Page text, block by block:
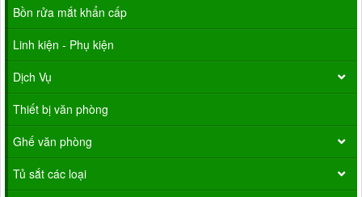
Bồn rửa mắt khẩn cấp
Linh kiện - Phụ kiện
Dịch Vụ
Thiết bị văn phòng
Ghế văn phòng
Tủ sắt các loại